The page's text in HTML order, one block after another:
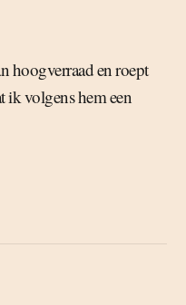
hoogverraad en roept
volgens hem een